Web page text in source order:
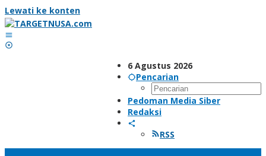
Lewati ke konten
6 Agustus 2026
Pencarian
Pedoman Media Siber
Redaksi
RSS